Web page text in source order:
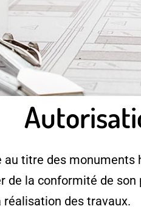
titre des monuments
de la conformité de
des travaux.